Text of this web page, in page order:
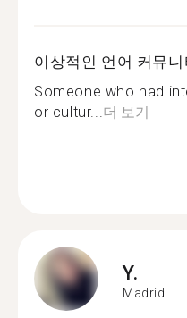
이상적인 언어 커뮤니
Someone who had
or cultur...더 보기
Y.
Madrid